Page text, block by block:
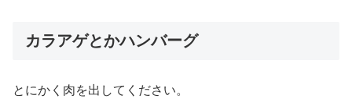
カラアゲとかハンバーグ
とにかく肉を出してください。